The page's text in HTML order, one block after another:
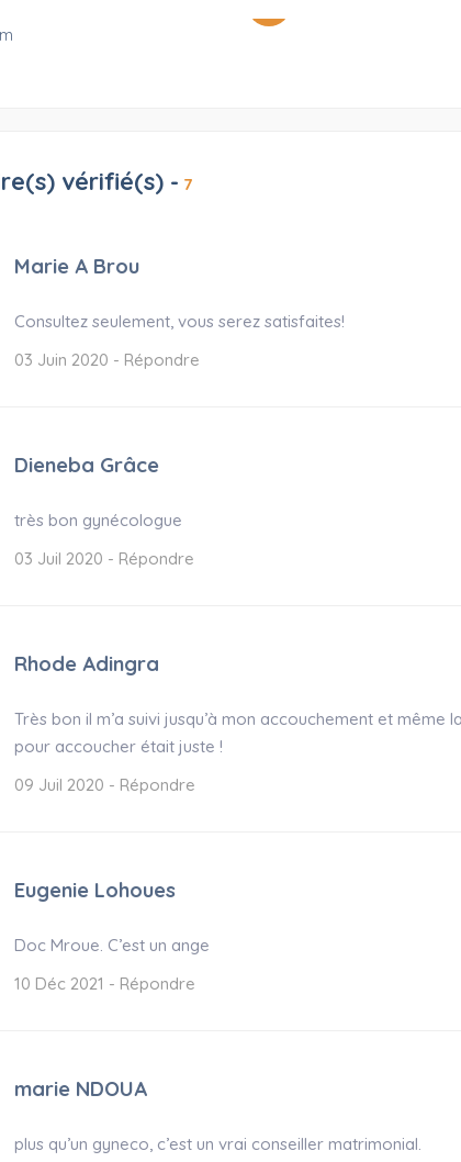
vérifié(s) - 7
Marie A Brou
Consultez seulement, vous serez satisfaites!
03 Juin 2020 - Répondre
Dieneba Grâce
très bon gynécologue
03 Juil 2020 - Répondre
Rhode Adingra
Très bon il m’a suivi jusqu’à mon accouchement et même
pour accoucher était juste !
09 Juil 2020 - Répondre
Eugenie Lohoues
Doc Mroue. C’est un ange
10 Déc 2021 - Répondre
marie NDOUA
plus qu’un gyneco, c’est un vrai conseiller matrimonial.